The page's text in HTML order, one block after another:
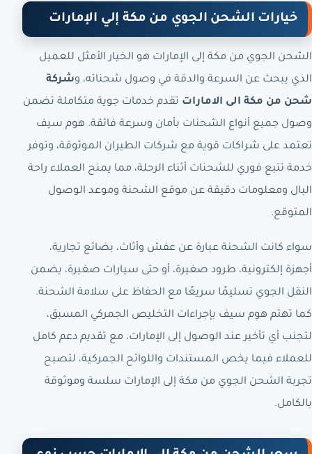
خيارات الشحن الجوي من مكة إلي الإمارات
الشحن الجوي من مكة إلى الإمارات هو الخيار الأمثل للعميل
الذي يبحث عن السرعة والدقة في وصول شحناته، وشركة
شحن من مكة الى الامارات تقدم خدمات جوية متكاملة تضمن
وصول جميع أنواع الشحنات بأمان وسرعة فائقة. هوم سيف
تعتمد على شراكات قوية مع شركات الطيران الموثوقة، وتوفر
خدمة تتبع فوري للشحنات أثناء الرحلة، مما يمنح العملاء راحة
البال ومعلومات دقيقة عن موقع الشحنة وموعد الوصول
المتوقع.
سواء كانت الشحنة عبارة عن عفش وأثاث، بضائع تجارية،
أجهزة إلكترونية، طرود صغيرة، أو حتى سيارات صغيرة، يضمن
النقل الجوي تسليمًا سريعًا مع الحفاظ على سلامة الشحنة.
كما تهتم هوم سيف بإجراءات التخليص الجمركي المسبق،
لتجنب أي تأخير عند الوصول إلى الإمارات، مع تقديم دعم كامل
للعملاء فيما يخص المستندات واللوائح الجمركية، لتصبح
تجربة الشحن الجوي من مكة إلى الإمارات سلسة وموثوقة
بالكامل.